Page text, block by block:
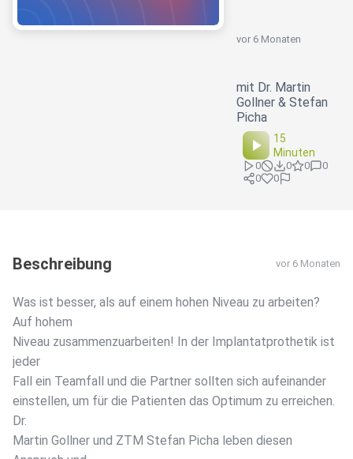
vor 6 Monaten
mit Dr. Martin
Gollner & Stefan
Picha
15
Minuten
0 0 0
0
0
0
Beschreibung vor 6 Monaten
Was ist besser, als auf einem hohen Niveau zu arbeiten?
Auf hohem
Niveau zusammen­zuarbeiten! In der Implantatprothetik ist
jeder
Fall ein Teamfall und die Partner sollten sich aufeinander
einstellen, um für die Patienten das Optimum zu erreichen.
Dr.
Martin Gollner und ZTM Stefan Picha leben diesen